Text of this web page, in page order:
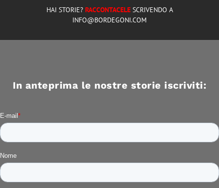
HAI STORIE? RACCONTACELESCRIVENDO A
INFO@BORDEGONI.COM
In anteprima le nostre storie iscriviti: